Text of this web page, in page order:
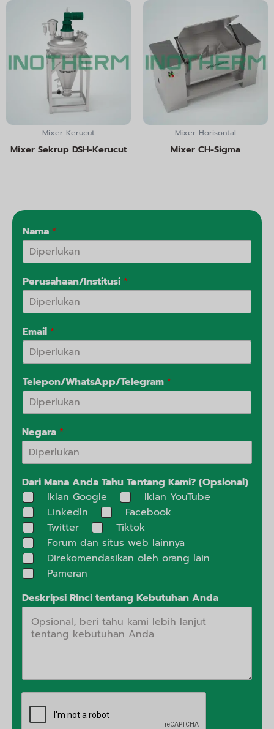
Mixer Kerucut
Mixer Sekrup DSH-Kerucut
Mixer Horisontal
Mixer CH-Sigma
Nama *
Perusahaan/Institusi *
Email *
Telepon/WhatsApp/Telegram *
Negara *
Dari Mana Anda Tahu Tentang Kami? (Opsional)
Iklan Google
Iklan YouTube
Linkedln
Facebook
Twitter
Tiktok
Forum dan situs web lainnya
Direkomendasikan oleh orang lain
Pameran
Deskripsi Rinci tentang Kebutuhan Anda